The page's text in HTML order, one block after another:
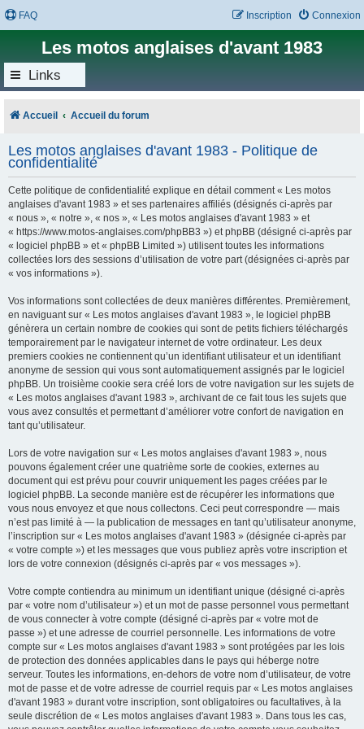
FAQ Connexion
Inscription
Les motos anglaises d'avant 1983
Links
Accueil Accueil du forum
Les motos anglaises d'avant 1983 - Politique de
confidentialité
Cette politique de confidentialité explique en détail comment « Les motos
anglaises d'avant 1983 » et ses partenaires affiliés (désignés ci-après par
« nous », « notre », « nos », « Les motos anglaises d'avant 1983 » et
« https://www.motos-anglaises.com/phpBB3 ») et phpBB (désigné ci-après par
« logiciel phpBB » et « phpBB Limited ») utilisent toutes les informations
collectées lors des sessions d’utilisation de votre part (désignées ci-après par
« vos informations »).
Vos informations sont collectées de deux manières différentes. Premièrement,
en naviguant sur « Les motos anglaises d'avant 1983 », le logiciel phpBB
génèrera un certain nombre de cookies qui sont de petits fichiers téléchargés
temporairement par le navigateur internet de votre ordinateur. Les deux
premiers cookies ne contiennent qu’un identifiant utilisateur et un identifiant
anonyme de session qui vous sont automatiquement assignés par le logiciel
phpBB. Un troisième cookie sera créé lors de votre navigation sur les sujets de
« Les motos anglaises d'avant 1983 », archivant de ce fait tous les sujets que
vous avez consultés et permettant d’améliorer votre confort de navigation en
tant qu’utilisateur.
Lors de votre navigation sur « Les motos anglaises d'avant 1983 », nous
pouvons également créer une quatrième sorte de cookies, externes au
document qui est prévu pour couvrir uniquement les pages créées par le
logiciel phpBB. La seconde manière est de récupérer les informations que
vous nous envoyez et que nous collectons. Ceci peut correspondre — mais
n’est pas limité à — la publication de messages en tant qu’utilisateur anonyme,
l’inscription sur « Les motos anglaises d'avant 1983 » (désignée ci-après par
« votre compte ») et les messages que vous publiez après votre inscription et
lors de votre connexion (désignés ci-après par « vos messages »).
Votre compte contiendra au minimum un identifiant unique (désigné ci-après
par « votre nom d’utilisateur ») et un mot de passe personnel vous permettant
de vous connecter à votre compte (désigné ci-après par « votre mot de
passe ») et une adresse de courriel personnelle. Les informations de votre
compte sur « Les motos anglaises d'avant 1983 » sont protégées par les lois
de protection des données applicables dans le pays qui héberge notre
serveur. Toutes les informations, en-dehors de votre nom d’utilisateur, de votre
mot de passe et de votre adresse de courriel requis par « Les motos anglaises
d'avant 1983 » durant votre inscription, sont obligatoires ou facultatives, à la
seule discrétion de « Les motos anglaises d'avant 1983 ». Dans tous les cas,